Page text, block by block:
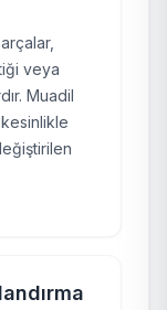
veya
Muadil